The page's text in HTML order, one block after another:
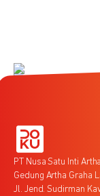
PT Nusa Satu Inti
Gedung Artha Graha
Jl. Jend. Sudirman